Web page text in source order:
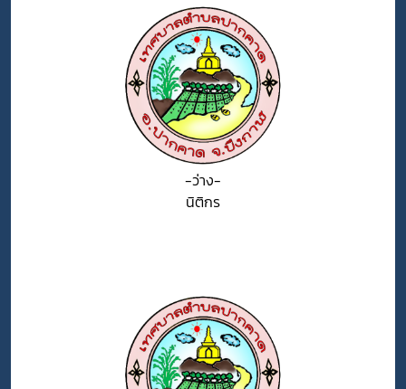
-ว่าง-
นิติกร